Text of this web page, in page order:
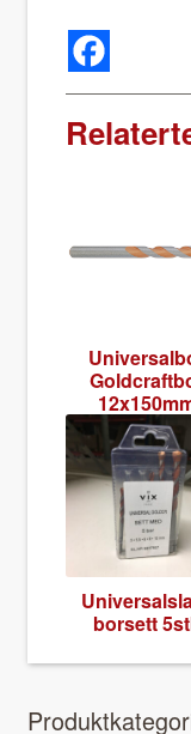
borsett